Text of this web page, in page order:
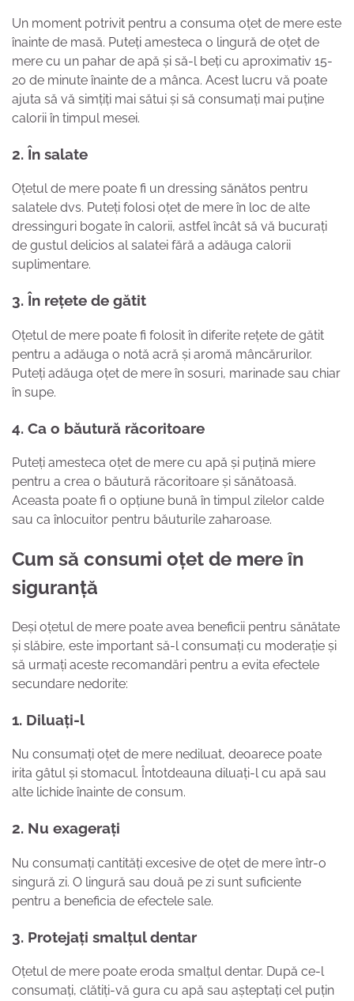
Un moment potrivit pentru a consuma oțet de mere este
înainte de masă. Puteți amesteca o lingură de oțet de
mere cu un pahar de apă și să-l beți cu aproximativ 15-
20 de minute înainte de a mânca. Acest lucru vă poate
ajuta să vă simțiți mai sătui și să consumați mai puține
calorii în timpul mesei.
2. În salate
Oțetul de mere poate fi un dressing sănătos pentru
salatele dvs. Puteți folosi oțet de mere în loc de alte
dressinguri bogate în calorii, astfel încât să vă bucurați
de gustul delicios al salatei fără a adăuga calorii
suplimentare.
3. În rețete de gătit
Oțetul de mere poate fi folosit în diferite rețete de gătit
pentru a adăuga o notă acră și aromă mâncărurilor.
Puteți adăuga oțet de mere în sosuri, marinade sau chiar
în supe.
4. Ca o băutură răcoritoare
Puteți amesteca oțet de mere cu apă și puțină miere
pentru a crea o băutură răcoritoare și sănătoasă.
Aceasta poate fi o opțiune bună în timpul zilelor calde
sau ca înlocuitor pentru băuturile zaharoase.
Cum să consumi oțet de mere în
siguranță
Deși oțetul de mere poate avea beneficii pentru sănătate
și slăbire, este important să-l consumați cu moderație și
să urmați aceste recomandări pentru a evita efectele
secundare nedorite:
1. Diluați-l
Nu consumați oțet de mere nediluat, deoarece poate
irita gâtul și stomacul. Întotdeauna diluați-l cu apă sau
alte lichide înainte de consum.
2. Nu exagerați
Nu consumați cantități excesive de oțet de mere într-o
singură zi. O lingură sau două pe zi sunt suficiente
pentru a beneficia de efectele sale.
3. Protejați smalțul dentar
Oțetul de mere poate eroda smalțul dentar. După ce-l
consumați, clătiți-vă gura cu apă sau așteptați cel puțin